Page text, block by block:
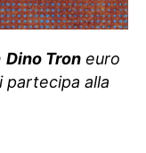
Dino Tron euro
partecipa alla